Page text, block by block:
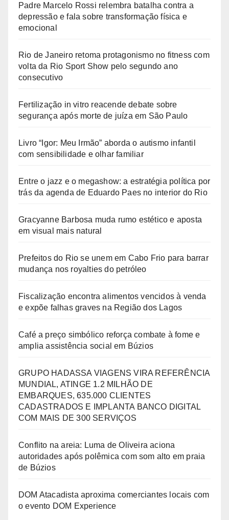
Padre Marcelo Rossi relembra batalha contra a
depressão e fala sobre transformação física e
emocional
Rio de Janeiro retoma protagonismo no fitness com
volta da Rio Sport Show pelo segundo ano
consecutivo
Fertilização in vitro reacende debate sobre
segurança após morte de juíza em São Paulo
Livro “Igor: Meu Irmão” aborda o autismo infantil
com sensibilidade e olhar familiar
Entre o jazz e o megashow: a estratégia política por
trás da agenda de Eduardo Paes no interior do Rio
Gracyanne Barbosa muda rumo estético e aposta
em visual mais natural
Prefeitos do Rio se unem em Cabo Frio para barrar
mudança nos royalties do petróleo
Fiscalização encontra alimentos vencidos à venda
e expõe falhas graves na Região dos Lagos
Café a preço simbólico reforça combate à fome e
amplia assistência social em Búzios
GRUPO HADASSA VIAGENS VIRA REFERÊNCIA
MUNDIAL, ATINGE 1.2 MILHÃO DE
EMBARQUES, 635.000 CLIENTES
CADASTRADOS E IMPLANTA BANCO DIGITAL
COM MAIS DE 300 SERVIÇOS
Conflito na areia: Luma de Oliveira aciona
autoridades após polêmica com som alto em praia
de Búzios
DOM Atacadista aproxima comerciantes locais com
o evento DOM Experience